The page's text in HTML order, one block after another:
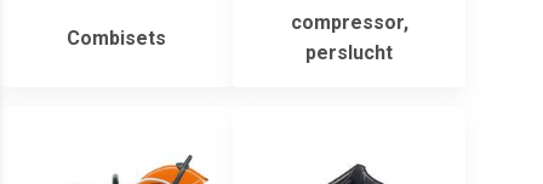
Combisets
compressor,
perslucht